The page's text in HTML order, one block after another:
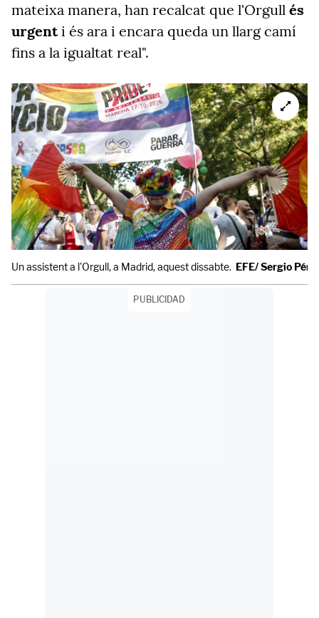
mateixa manera, han recalcat que l'Orgull és
urgenti és ara i encara queda un llarg camí
fins a la igualtat real".
Un assistent a l'Orgull, a Madrid, aquest dissabte. EFE/ Sergio
PUBLICIDAD